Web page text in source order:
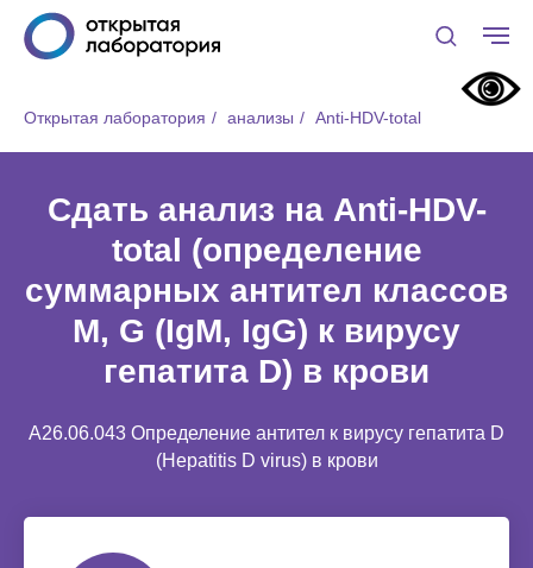
Открытая лаборатория / анализы / Anti-НDV-total
Сдать анализ на Anti-НDV-
total (определение
суммарных антител классов
M, G (IgM, IgG) к вирусу
гепатита D) в крови
A26.06.043 Определение антител к вирусу гепатита D
(Hepatitis D virus) в крови